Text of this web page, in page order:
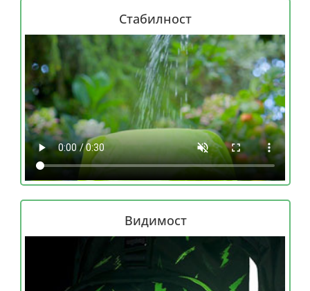
Стабилност
Видимост